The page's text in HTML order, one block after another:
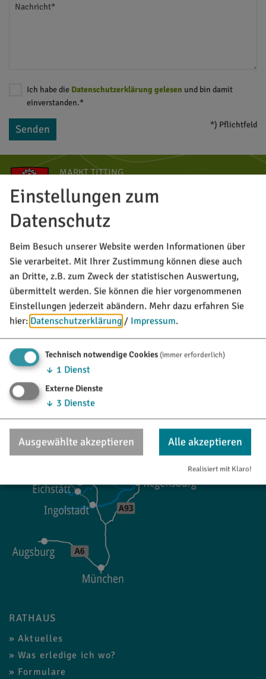
Nachricht*
Ich habe die Datenschutzerklärung gelesen und bin damit
einverstanden.*
Senden *) Pflichtfeld
MARKT TITTING
Rathausplatz 1
85135 Titting
08423/9921-0
info@titting.de
TOURISTINFO
Marktstraße 21
85135 Titting
08423/9921-28
tourismus@titting.de
RATHAUS
Aktuelles
Was erledige ich wo?
Formulare
Einstellungen zum
Datenschutz
Beim Besuch unserer Website werden Informationen über
Sie verarbeitet. Mit Ihrer Zustimmung können diese auch
an Dritte, z.B. zum Zweck der statistischen Auswertung,
übermittelt werden. Sie können die hier vorgenommenen
Einstellungen jederzeit abändern. Mehr dazu erfahren Sie
hier: Datenschutzerklärung / Impressum.
Technisch notwendige Cookies(immer erforderlich)
↓ 1 Dienst
Externe Dienste
↓ 3 Dienste
Ausgewählte akzeptieren Alle akzeptieren
Realisiert mit Klaro!